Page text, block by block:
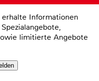
Informationen
limitierte Angebote